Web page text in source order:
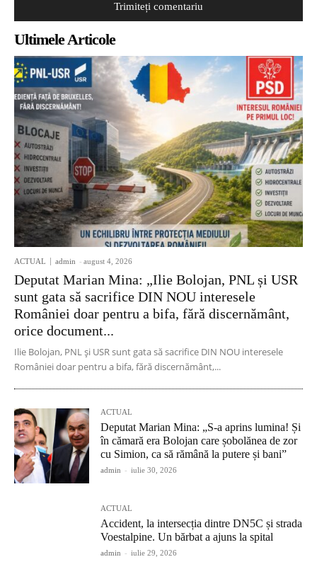
Ultimele Articole
ACTUAL admin - august 4, 2026
Deputat Marian Mina: „Ilie Bolojan, PNL și USR
sunt gata să sacrifice DIN NOU interesele
României doar pentru a bifa, fără discernământ,
orice document...
Ilie Bolojan, PNL și USR sunt gata să sacrifice DIN NOU interesele
României doar pentru a bifa, fără discernământ,...
ACTUAL
Deputat Marian Mina: „S-a aprins lumina! Și
în cămară era Bolojan care șobolănea de zor
cu Simion, ca să rămână la putere și bani”
admin - iulie 30, 2026
ACTUAL
Accident, la intersecția dintre DN5C și strada
Voestalpine. Un bărbat a ajuns la spital
admin - iulie 29, 2026